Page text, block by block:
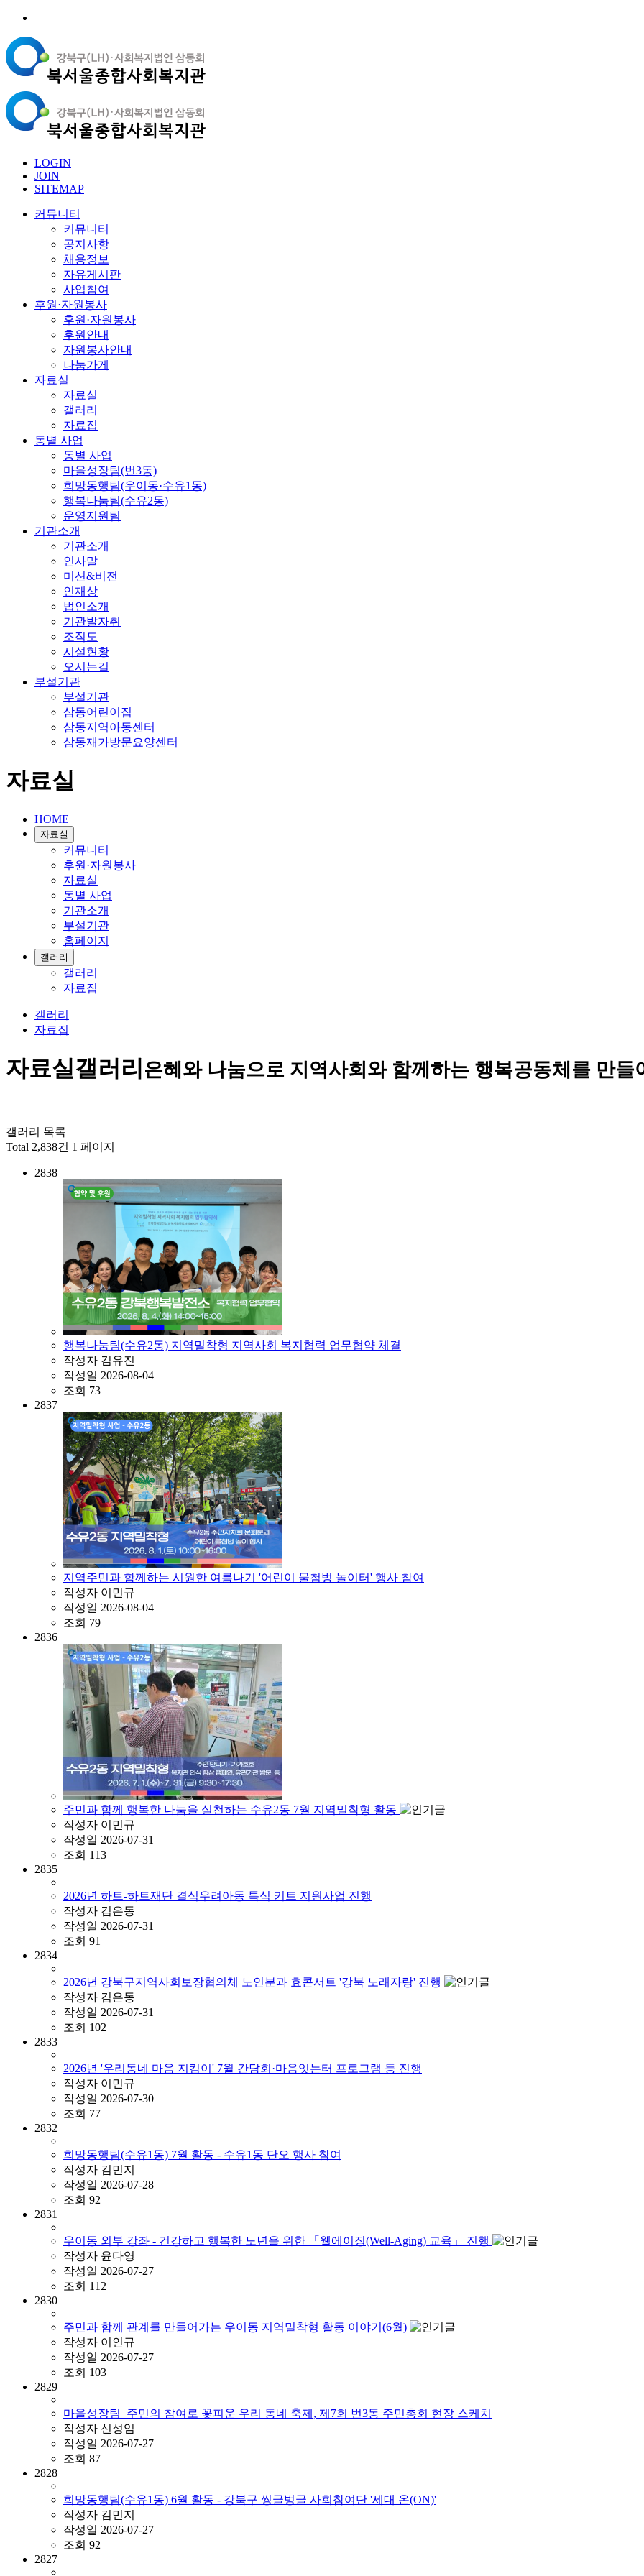
LOGIN
JOIN
SITEMAP
커뮤니티
커뮤니티
공지사항
채용정보
자유게시판
사업참여
후원·자원봉사
후원·자원봉사
후원안내
자원봉사안내
나눔가게
자료실
자료실
갤러리
자료집
동별 사업
동별 사업
마을성장팀(번3동)
희망동행팀(우이동·수유1동)
행복나눔팀(수유2동)
운영지원팀
기관소개
기관소개
인사말
미션&비전
인재상
법인소개
기관발자취
조직도
시설현황
오시는길
부설기관
부설기관
삼동어린이집
삼동지역아동센터
삼동재가방문요양센터
자료실
HOME
자료실
커뮤니티
후원·자원봉사
자료실
동별 사업
기관소개
부설기관
홈페이지
갤러리
갤러리
자료집
갤러리
자료집
자료실갤러리은혜와 나눔으로 지역사회와 함께하는 행복공동체를 만들
갤러리 목록
Total 2,838건 1 페이지
2838
행복나눔팀(수유2동) 지역밀착형 지역사회 복지협력 업무협약 체결
작성자 김유진
작성일 2026-08-04
조회 73
2837
지역주민과 함께하는 시원한 여름나기 '어린이 물첨벙 놀이터' 행사 참여
작성자 이민규
작성일 2026-08-04
조회 79
2836
주민과 함께 행복한 나눔을 실천하는 수유2동 7월 지역밀착형 활동
작성자 이민규
작성일 2026-07-31
조회 113
2835
2026년 하트-하트재단 결식우려아동 특식 키트 지원사업 진행
작성자 김은동
작성일 2026-07-31
조회 91
2834
2026년 강북구지역사회보장협의체 노인분과 효콘서트 '강북 노래자랑' 진행
작성자 김은동
작성일 2026-07-31
조회 102
2833
2026년 '우리동네 마음 지킴이' 7월 간담회·마음잇는터 프로그램 등 진행
작성자 이민규
작성일 2026-07-30
조회 77
2832
희망동행팀(수유1동) 7월 활동 - 수유1동 단오 행사 참여
작성자 김민지
작성일 2026-07-28
조회 92
2831
우이동 외부 강좌 - 건강하고 행복한 노년을 위한 「웰에이징(Well-Aging) 교육」 진행
작성자 윤다영
작성일 2026-07-27
조회 112
2830
주민과 함께 관계를 만들어가는 우이동 지역밀착형 활동 이야기(6월)
작성자 이인규
작성일 2026-07-27
조회 103
2829
마을성장팀_주민의 참여로 꽃피운 우리 동네 축제, 제7회 번3동 주민총회 현장 스케치
작성자 신성임
작성일 2026-07-27
조회 87
2828
희망동행팀(수유1동) 6월 활동 - 강북구 씽글벙글 사회참여단 '세대 온(ON)'
작성자 김민지
작성일 2026-07-27
조회 92
2827